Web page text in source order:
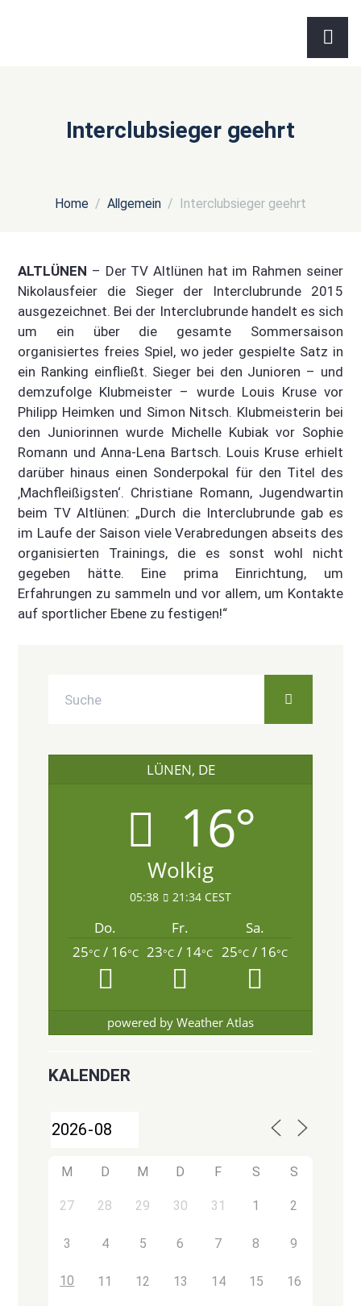
Interclubsieger geehrt
Home Allgemein Interclubsieger geehrt
ALTLÜNEN – Der TV Altlünen hat im Rahmen seiner
Nikolausfeier die Sieger der Interclubrunde 2015
ausgezeichnet. Bei der Interclubrunde handelt es sich
um ein über die gesamte Sommersaison
organisiertes freies Spiel, wo jeder gespielte Satz in
ein Ranking einfließt. Sieger bei den Junioren – und
demzufolge Klubmeister – wurde Louis Kruse vor
Philipp Heimken und Simon Nitsch. Klubmeisterin bei
den Juniorinnen wurde Michelle Kubiak vor Sophie
Romann und Anna-Lena Bartsch. Louis Kruse erhielt
darüber hinaus einen Sonderpokal für den Titel des
‚Machfleißigsten‘. Christiane Romann, Jugendwartin
beim TV Altlünen: „Durch die Interclubrunde gab es
im Laufe der Saison viele Verabredungen abseits des
organisierten Trainings, die es sonst wohl nicht
gegeben hätte. Eine prima Einrichtung, um
Erfahrungen zu sammeln und vor allem, um Kontakte
auf sportlicher Ebene zu festigen!“
LÜNEN, DE
16°
Wolkig
05:38 21:34 CEST
Do. Fr.
Sa.
25°C/ 16°C 23°C / 14°C 25°C / 16°C
powered by Weather Atlas
KALENDER
M D M D F S S
27 28 29 30 31 1 2
3 4 5 6 7 8 9
10 11 12 13 14 15 16